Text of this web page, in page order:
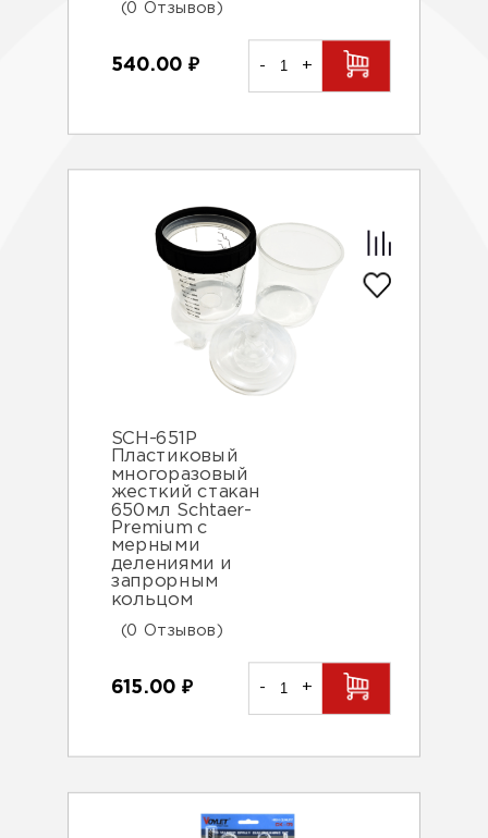
(0 Отзывов)
540.00 ₽ - +
SCH-651P
Пластиковый
многоразовый
жесткий стакан
650мл Schtaer-
Premium с
мерными
делениями и
запрорным
кольцом
(0 Отзывов)
615.00 ₽ - +